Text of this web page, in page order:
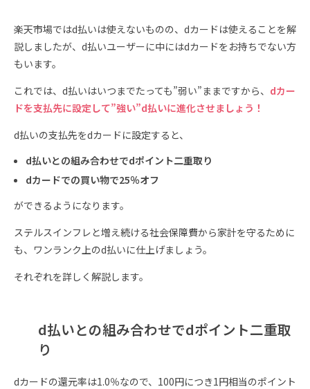
楽天市場ではd払いは使えないものの、dカードは使えることを解
説しましたが、d払いユーザーに中にはdカードをお持ちでない方
もいます。
これでは、d払いはいつまでたっても”弱い”ままですから、 dカー
ドを支払先に設定して”強い”d払いに進化させましょう！
d払いの支払先をdカードに設定すると、
d払いとの組み合わせでdポイント二重取り
dカードでの買い物で25％オフ
ができるようになります。
ステルスインフレと増え続ける社会保障費から家計を守るために
も、ワンランク上のd払いに仕上げましょう。
それぞれを詳しく解説します。
d払いとの組み合わせでdポイント二重取
り
dカードの還元率は1.0％なので、100円につき1円相当のポイント